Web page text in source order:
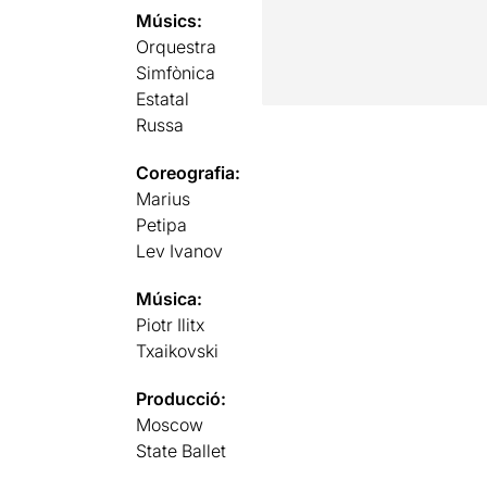
Músics:
Orquestra
Simfònica
Estatal
Russa
Coreografia:
Marius
Petipa
Lev Ivanov
Música:
Piotr Ilitx
Txaikovski
Producció:
Moscow
State Ballet